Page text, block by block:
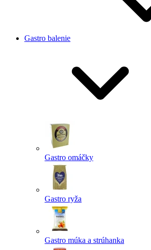
Gastro balenie
Gastro omáčky
Gastro ryža
Gastro múka a strúhanka